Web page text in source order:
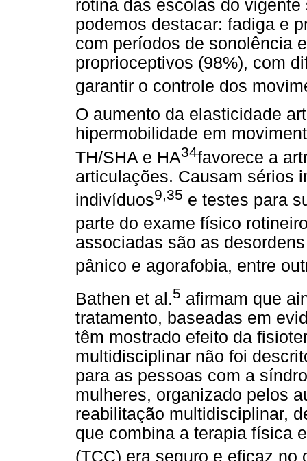
rotina das escolas do
podemos destacar: fadiga e
com períodos de sonolência
proprioceptivos (98%), com
garantir o controle dos
O aumento da elasticidade
hipermobilidade em
TH/SHA e HA34favorece a
articulações. Causam sérios
indivíduos9,35 e testes para
parte do exame físico
associadas são as
pânico e agorafobia, entre
Bathen et al.5 afirmam que
tratamento, baseadas em
têm mostrado efeito da
multidisciplinar não foi
para as pessoas com a
mulheres, organizado pelos
reabilitação multidisciplinar,
que combina a terapia física
(TCC) era seguro e eficaz no